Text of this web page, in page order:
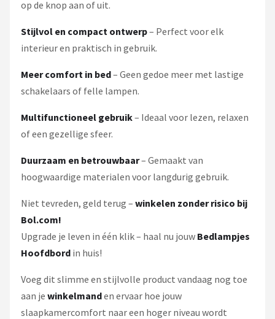
op de knop aan of uit.
Stijlvol en compact ontwerp– Perfect voor elk
interieur en praktisch in gebruik.
Meer comfort in bed– Geen gedoe meer met lastige
schakelaars of felle lampen.
Multifunctioneel gebruik– Ideaal voor lezen, relaxen
of een gezellige sfeer.
Duurzaam en betrouwbaar– Gemaakt van
hoogwaardige materialen voor langdurig gebruik.
Niet tevreden, geld terug – winkelen zonder risico bij
Bol.com!
Upgrade je leven in één klik – haal nu jouw Bedlampjes
Hoofdbord in huis!
Voeg dit slimme en stijlvolle product vandaag nog toe
aan je winkelmanden ervaar hoe jouw
slaapkamercomfort naar een hoger niveau wordt